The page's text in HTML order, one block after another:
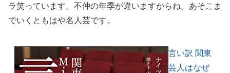
ラ笑っています。不仲の年季が違いますからね。あそこま
でいくともはや名人芸です。
言い訳 関東
芸人はなぜ